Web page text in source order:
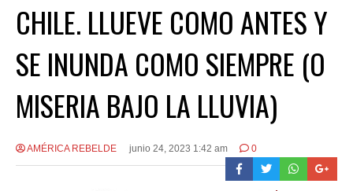
CHILE. LLUEVE COMO ANTES Y
SE INUNDA COMO SIEMPRE (O
MISERIA BAJO LA LLUVIA)
AMÉRICA REBELDE junio 24, 2023 1:42 am 0